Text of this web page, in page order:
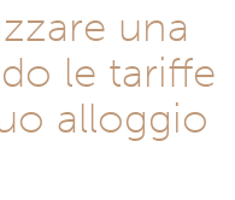
una
le tariffe
alloggio